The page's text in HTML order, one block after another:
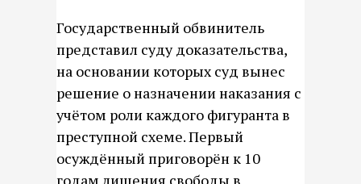
Государственный обвинитель
представил суду доказательства,
на основании которых суд вынес
решение о назначении наказания с
учётом роли каждого фигуранта в
преступной схеме. Первый
осуждённый приговорён к 10
годам лишения свободы в